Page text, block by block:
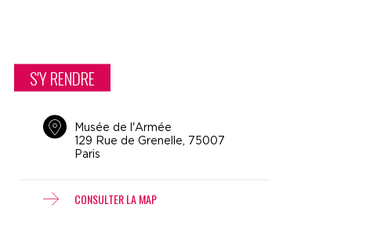
S'Y RENDRE
Musée de l'Armée
129 Rue de Grenelle, 75007
Paris
CONSULTER LA MAP